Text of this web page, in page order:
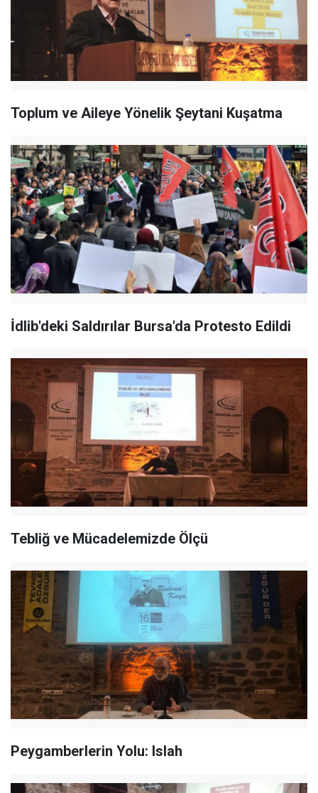
Toplum ve Aileye Yönelik Şeytani Kuşatma
İdlib'deki Saldırılar Bursa'da Protesto Edildi
Tebliğ ve Mücadelemizde Ölçü
Peygamberlerin Yolu: Islah